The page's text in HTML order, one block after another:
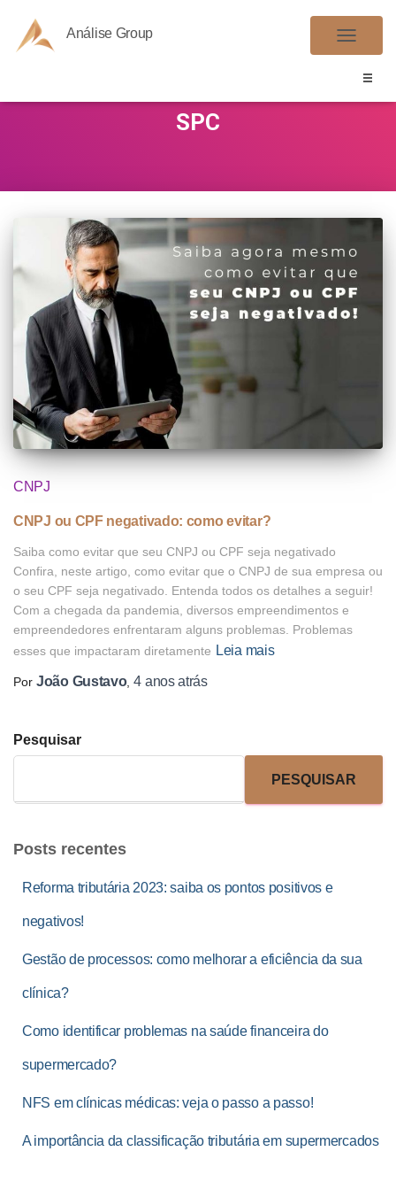
Análise Group
SPC
CNPJ
CNPJ ou CPF negativado: como evitar?
Saiba como evitar que seu CNPJ ou CPF seja negativado
Confira, neste artigo, como evitar que o CNPJ de sua empresa ou
o seu CPF seja negativado. Entenda todos os detalhes a seguir!
Com a chegada da pandemia, diversos empreendimentos e
empreendedores enfrentaram alguns problemas. Problemas
esses que impactaram diretamente Leia mais
Por João Gustavo,4 anosatrás
Pesquisar
PESQUISAR
Posts recentes
Reforma tributária 2023: saiba os pontos positivos e
negativos!
Gestão de processos: como melhorar a eficiência da sua
clínica?
Como identificar problemas na saúde financeira do
supermercado?
NFS em clínicas médicas: veja o passo a passo!
A importância da classificação tributária em supermercados